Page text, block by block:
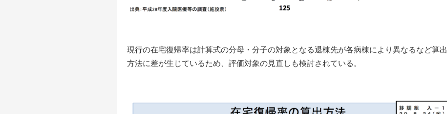
現行の在宅復帰率は計算式の分母・分子の対象となる退棟先が各病棟により異なるなど算出
方法に差が生じているため、評価対象の見直しも検討されている。